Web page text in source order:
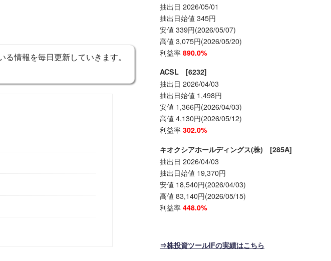
情報を毎日更新していきます。
抽出日 2026/05/01
抽出日始値 345円
安値 339円(2026/05/07)
高値 3,075円(2026/05/20)
利益率 890.0%
ACSL [6232]
抽出日 2026/04/03
抽出日始値 1,498円
安値 1,366円(2026/04/03)
高値 4,130円(2026/05/12)
利益率 302.0%
キオクシアホールディングス(株) [285A]
抽出日 2026/04/03
抽出日始値 19,370円
安値 18,540円(2026/04/03)
高値 83,140円(2026/05/15)
利益率 448.0%
⇒株投資ツールIFの実績はこちら